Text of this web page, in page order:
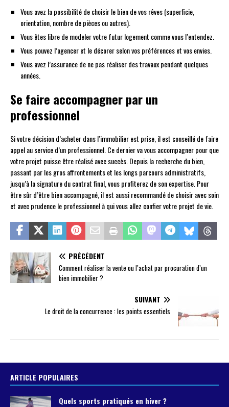
Vous avez la possibilité de choisir le bien de vos rêves (superficie,
orientation, nombre de pièces ou autres).
Vous êtes libre de modeler votre futur logement comme vous l’entendez.
Vous pouvez l’agencer et le décorer selon vos préférences et vos envies.
Vous avez l’assurance de ne pas réaliser des travaux pendant quelques
années.
Se faire accompagner par un
professionnel
Si votre décision d’acheter dans l’immobilier est prise, il est conseillé de faire
appel au service d’un professionnel. Ce dernier va vous accompagner pour que
votre projet puisse être réalisé avec succès. Depuis la recherche du bien,
passant par les gros affrontements et les longs parcours administratifs,
jusqu’à la signature du contrat final, vous profiterez de son expertise. Pour
être sûr d’être bien accompagné, il est aussi recommandé de choisir avec soin
et avec prudence le professionnel à qui vous allez confier votre projet de vie.
PRÉCÉDENT
Comment réaliser la vente ou l’achat par procuration d’un
bien immobilier ?
SUIVANT
Le droit de la concurrence : les points essentiels
ARTICLE POPULAIRES
Quels sports pratiqués en hiver ?